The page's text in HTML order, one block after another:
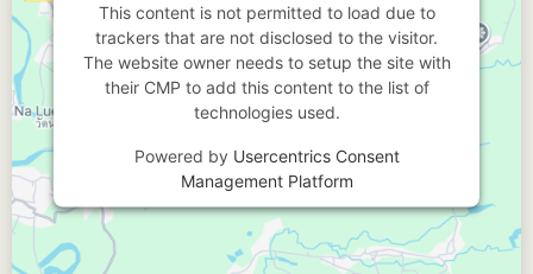
This content is not permitted to load due to
trackers that are not disclosed to the visitor.
The website owner needs to setup the site with
their CMP to add this content to the list of
technologies used.
Powered by Usercentrics Consent
Management Platform